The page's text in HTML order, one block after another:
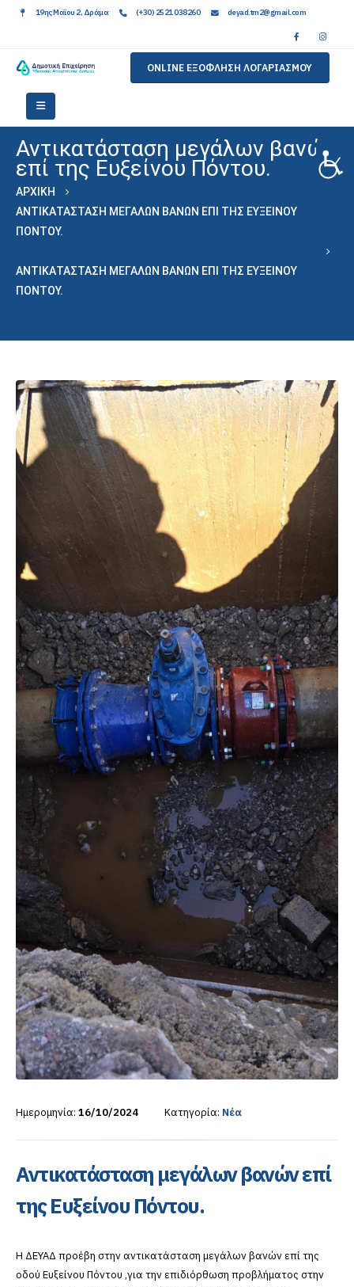
19ης Μαϊου 2, Δράμα (+30) 2521 038260 deyad.tm2@gmail.com
ONLINE ΕΞΟΦΛΗΣΗ ΛΟΓΑΡΙΑΣΜΟΥ
Αντικατάσταση μεγάλων βανών
επί της Ευξείνου Πόντου.
ΑΡΧΙΚΉ
ΑΝΤΙΚΑΤΆΣΤΑΣΗ ΜΕΓΆΛΩΝ ΒΑΝΏΝ ΕΠΊ ΤΗΣ ΕΥΞΕΊΝΟΥ
ΠΌΝΤΟΥ.
ΑΝΤΙΚΑΤΆΣΤΑΣΗ ΜΕΓΆΛΩΝ ΒΑΝΏΝ ΕΠΊ ΤΗΣ ΕΥΞΕΊΝΟΥ
ΠΌΝΤΟΥ.
Ημερομηνία: 16/10/2024 Κατηγορία: Νέα
Αντικατάσταση μεγάλων βανών επί
της Ευξείνου Πόντου.
Η ΔΕΥΑΔ προέβη στην αντικατάσταση μεγάλων βανών επί της
οδού Ευξείνου Πόντου ,για την επιδιόρθωση προβλήματος στην